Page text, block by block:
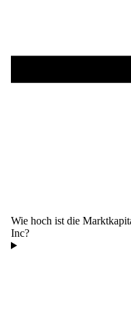
Wie hoch ist die
Inc?